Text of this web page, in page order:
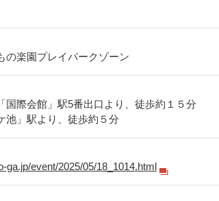
の楽園プレイパークゾーン
国際会館」駅5番出口より、徒歩約１５分
池」駅より、徒歩約５分
ga.jp/event/2025/05/18_1014.html